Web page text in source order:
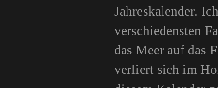
Jahreskalender.
verschiedensten
das Meer auf das
verliert sich im